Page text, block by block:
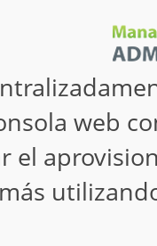
web
el